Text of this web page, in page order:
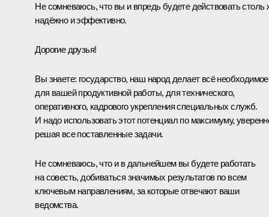
Не сомневаюсь, что вы и впредь будете действовать столь
надёжно и эффективно.
Дорогие друзья!
Вы знаете: государство, наш народ делает всё необходимое
для вашей продуктивной работы, для технического,
оперативного, кадрового укрепления специальных служб.
И надо использовать этот потенциал по максимуму,
решая все поставленные задачи.
Не сомневаюсь, что и в дальнейшем вы будете работать
на совесть, добиваться значимых результатов по всем
ключевым направлениям, за которые отвечают ваши
ведомства.